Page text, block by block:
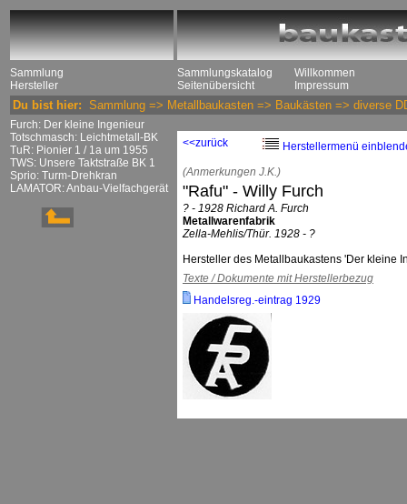
Sammlung
Hersteller
Sammlungskatalog
Seitenübersicht
Willkommen
Impressum
Du bist hier: Sammlung => Metallbaukasten => Baukästen => diverse
Furch: Der kleine Ingenieur
Totschmasch: Leichtmetall-BK
TuR: Pionier 1 / 1a um 1955
TWS: Unsere Taktstraße BK 1
Sprio: Turm-Drehkran
LAMATOR: Anbau-Vielfachgerät
<<zurück
Herstellermenü
(Anmerkungen J.K.)
"Rafu" - Willy Furch
? - 1928 Richard A. Furch
Metallwarenfabrik
Zella-Mehlis/Thür. 1928 - ?
Hersteller des Metallbaukastens 'Der kleine
Texte / Dokumente mit Herstellerbezug
Handelsreg.-eintrag 1929